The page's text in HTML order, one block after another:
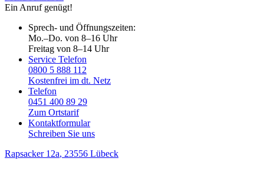
Ein Anruf genügt!
Sprech- und Öffnungszeiten:
Mo.–Do. von 8–16 Uhr
Freitag von 8–14 Uhr
Service Telefon
0800 5 888 112
Kostenfrei im dt. Netz
Telefon
0451 400 89 29
Zum Ortstarif
Kontaktformular
Schreiben Sie uns
Rapsacker 12a, 23556 Lübeck